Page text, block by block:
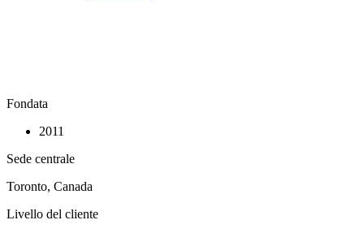
Fondata
2011
Sede centrale
Toronto, Canada
Livello del cliente